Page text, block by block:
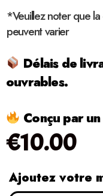
*Veuillez noter que
peuvent varier
Délais de
ouvrables.
Conçu par
€10.00
Ajoutez votre